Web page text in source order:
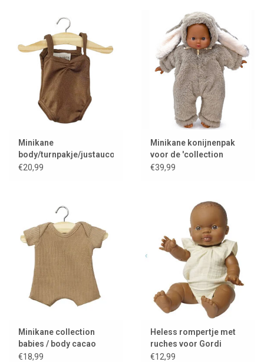
Minikane
body/turnpakje/justaucorps
voor Gordi poppen /
€20,99
Minikane konijnenpak
voor de 'collection
babies'
€39,99
Minikane collection
babies / body cacao
€18,99
Heless rompertje met
ruches voor Gordi
poppen / kleur ecru
€12,99